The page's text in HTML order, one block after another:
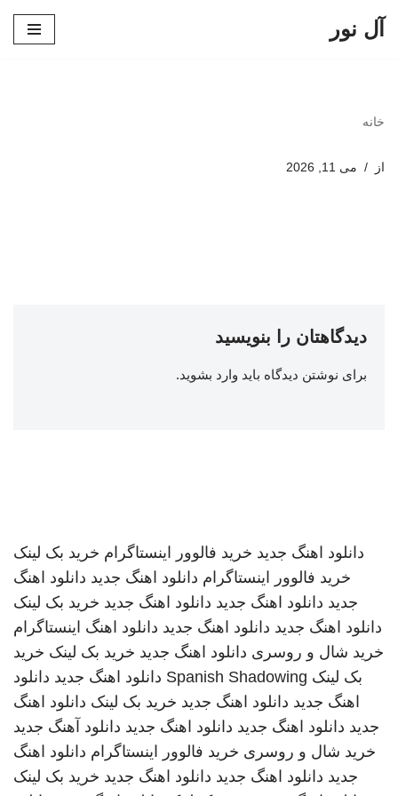
آل نور
خانه
از می 11, 2026
دیدگاهتان را بنویسید
برای نوشتن دیدگاه باید وارد بشوید.
دانلود اهنگ جدید خرید فالوور اینستاگرام خرید بک لینک
خرید فالوور اینستاگرام دانلود اهنگ جدید دانلود اهنگ
جدید دانلود اهنگ جدید دانلود اهنگ جدید خرید بک لینک
دانلود اهنگ جدید دانلود اهنگ جدید دانلود اهنگ اینستاگرام
خرید شال و روسری دانلود اهنگ جدید خرید بک لینک خرید
بک لینک Spanish Shadowing دانلود اهنگ جدید دانلود
اهنگ جدید دانلود اهنگ جدید خرید بک لینک دانلود اهنگ
جدید دانلود اهنگ جدید دانلود اهنگ جدید دانلود آهنگ جدید
خرید شال و روسری خرید فالوور اینستاگرام دانلود اهنگ
جدید دانلود اهنگ جدید دانلود اهنگ جدید خرید بک لینک